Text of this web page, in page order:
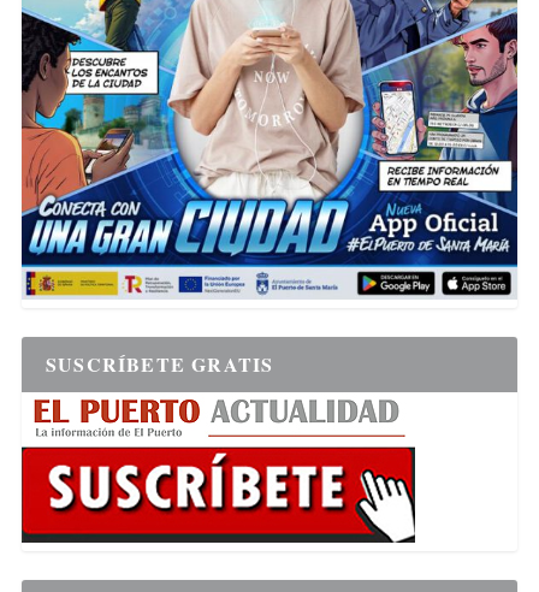
SUSCRÍBETE GRATIS